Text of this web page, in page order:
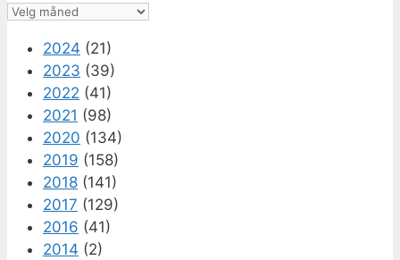
Arkiv
2024 (21)
2023 (39)
2022 (41)
2021 (98)
2020 (134)
2019 (158)
2018 (141)
2017 (129)
2016 (41)
2014 (2)